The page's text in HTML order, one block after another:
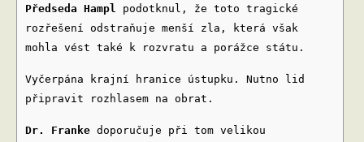
Předseda Hampl podotknul, že toto tragické
rozřešení odstraňuje menší zla, která však
mohla vést také k rozvratu a porážce státu.
Vyčerpána krajní hranice ústupku. Nutno lid
připravit rozhlasem na obrat.
Dr. Franke doporučuje při tom velikou